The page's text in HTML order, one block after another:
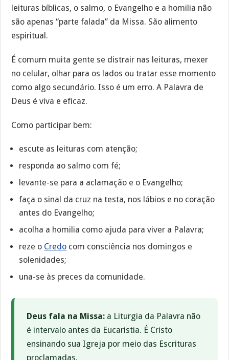
leituras bíblicas, o salmo, o Evangelho e a homilia não
são apenas “parte falada” da Missa. São alimento
espiritual.
É comum muita gente se distrair nas leituras, mexer
no celular, olhar para os lados ou tratar esse momento
como algo secundário. Isso é um erro. A Palavra de
Deus é viva e eficaz.
Como participar bem:
escute as leituras com atenção;
responda ao salmo com fé;
levante-se para a aclamação e o Evangelho;
faça o sinal da cruz na testa, nos lábios e no coração
antes do Evangelho;
acolha a homilia como ajuda para viver a Palavra;
reze o Credo com consciência nos domingos e
solenidades;
una-se às preces da comunidade.
Deus fala na Missa: a Liturgia da Palavra não
é intervalo antes da Eucaristia. É Cristo
ensinando sua Igreja por meio das Escrituras
proclamadas.